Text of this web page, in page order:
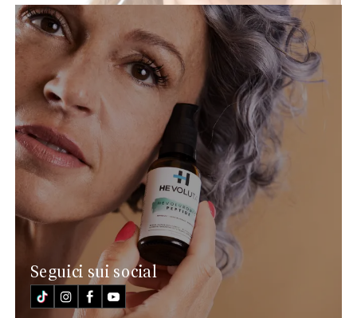
Seguici sui social